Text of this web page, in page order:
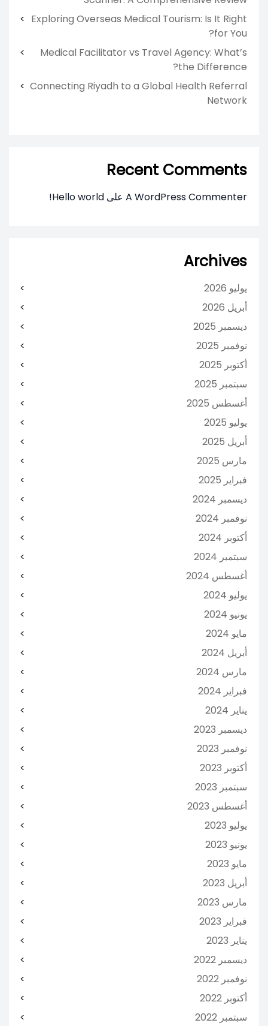
Exploring Overseas Medical Tourism: Is It Right
for You?
Medical Facilitator vs Travel Agency: What’s
the Difference?
Connecting Riyadh to a Global Health Referral
Network
Recent Comments
A WordPress Commenter على Hello world!
Archives
يوليو 2026
أبريل 2026
ديسمبر 2025
نوفمبر 2025
أكتوبر 2025
سبتمبر 2025
أغسطس 2025
يوليو 2025
أبريل 2025
مارس 2025
فبراير 2025
ديسمبر 2024
نوفمبر 2024
أكتوبر 2024
سبتمبر 2024
أغسطس 2024
يوليو 2024
يونيو 2024
مايو 2024
أبريل 2024
مارس 2024
فبراير 2024
يناير 2024
ديسمبر 2023
نوفمبر 2023
أكتوبر 2023
سبتمبر 2023
أغسطس 2023
يوليو 2023
يونيو 2023
مايو 2023
أبريل 2023
مارس 2023
فبراير 2023
يناير 2023
ديسمبر 2022
نوفمبر 2022
أكتوبر 2022
سبتمبر 2022